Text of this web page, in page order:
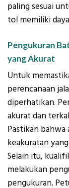
paling sesuai
tol memiliki
Pengukuran
yang Akurat
Untuk
perencanaan
diperhatikan.
akurat dan
Pastikan
keakuratan
Selain itu,
melakukan
pengukuran.